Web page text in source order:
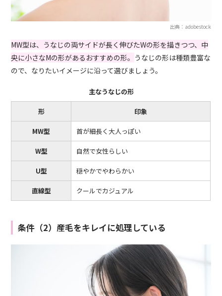
出典：adobestock
MW型は、うなじの両サイドが長く伸びたWの形を描きつつ、中
央に小さなMの形があるおすすめの形。 うなじの形は種類豊富な
ので、なりたいイメージに沿って選びましょう。
主なうなじの形
形 印象
MW型 首が細長く大人っぽい
W型 自然で女性らしい
U型 穏やかでやわらかい
直線型 クールでカジュアル
条件（2）産毛をキレイに処理している